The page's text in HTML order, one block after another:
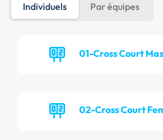
Individuels Par équipes
01-Cross Court
02-Cross Court